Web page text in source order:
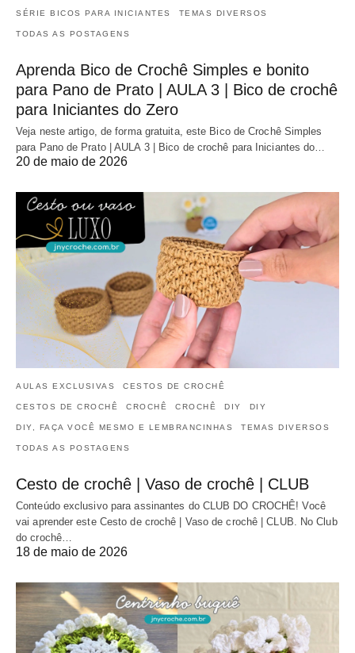
SÉRIE BICOS PARA INICIANTES TEMAS DIVERSOS
TODAS AS POSTAGENS
Aprenda Bico de Crochê Simples e bonito
para Pano de Prato | AULA 3 | Bico de crochê
para Iniciantes do Zero
Veja neste artigo, de forma gratuita, este Bico de Crochê Simples
para Pano de Prato | AULA 3 | Bico de crochê para Iniciantes do…
20 de maio de 2026
AULAS EXCLUSIVAS CESTOS DE CROCHÊ
CESTOS DE CROCHÊ CROCHÊ CROCHÊ DIY DIY
DIY, FAÇA VOCÊ MESMO E LEMBRANCINHAS TEMAS DIVERSOS
TODAS AS POSTAGENS
Cesto de crochê | Vaso de crochê | CLUB
Conteúdo exclusivo para assinantes do CLUB DO CROCHÊ! Você
vai aprender este Cesto de crochê | Vaso de crochê | CLUB. No Club
do crochê…
18 de maio de 2026